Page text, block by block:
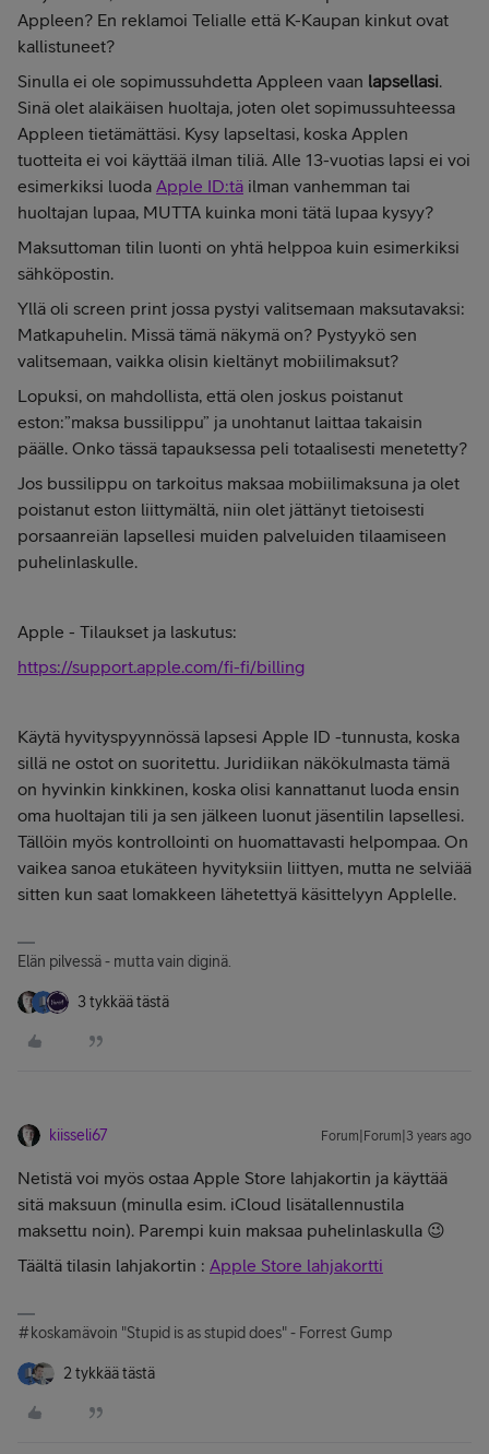
Appleen? En reklamoi Telialle että K-Kaupan kinkut ovat
kallistuneet?
Sinulla ei ole sopimussuhdetta Appleen vaan lapsellasi.
Sinä olet alaikäisen huoltaja, joten olet sopimussuhteessa
Appleen tietämättäsi. Kysy lapseltasi, koska Applen
tuotteita ei voi käyttää ilman tiliä. Alle 13-vuotias lapsi ei voi
esimerkiksi luoda Apple ID:tä ilman vanhemman tai
huoltajan lupaa, MUTTA kuinka moni tätä lupaa kysyy?
Maksuttoman tilin luonti on yhtä helppoa kuin esimerkiksi
sähköpostin.
Yllä oli screen print jossa pystyi valitsemaan maksutavaksi:
Matkapuhelin. Missä tämä näkymä on? Pystyykö sen
valitsemaan, vaikka olisin kieltänyt mobiilimaksut?
Lopuksi, on mahdollista, että olen joskus poistanut
eston:”maksa bussilippu” ja unohtanut laittaa takaisin
päälle. Onko tässä tapauksessa peli totaalisesti menetetty?
Jos bussilippu on tarkoitus maksaa mobiilimaksuna ja olet
poistanut eston liittymältä, niin olet jättänyt tietoisesti
porsaanreiän lapsellesi muiden palveluiden tilaamiseen
puhelinlaskulle.
Apple - Tilaukset ja laskutus:
https://support.apple.com/fi-fi/billing
Käytä hyvityspyynnössä lapsesi Apple ID -tunnusta, koska
sillä ne ostot on suoritettu. Juridiikan näkökulmasta tämä
on hyvinkin kinkkinen, koska olisi kannattanut luoda ensin
oma huoltajan tili ja sen jälkeen luonut jäsentilin lapsellesi.
Tällöin myös kontrollointi on huomattavasti helpompaa. On
vaikea sanoa etukäteen hyvityksiin liittyen, mutta ne selviää
sitten kun saat lomakkeen lähetettyä käsittelyyn Applelle.
Elän pilvessä - mutta vain diginä.
3 tykkää tästä
kiisseli67 Forum|Forum|3 years ago
Netistä voi myös ostaa Apple Store lahjakortin ja käyttää
sitä maksuun (minulla esim. iCloud lisätallennustila
maksettu noin). Parempi kuin maksaa puhelinlaskulla 😉
Täältä tilasin lahjakortin : Apple Store lahjakortti
#koskamävoin "Stupid is as stupid does" - Forrest Gump
2 tykkää tästä